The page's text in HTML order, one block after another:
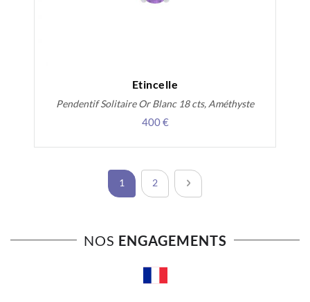
Etincelle
Pendentif Solitaire Or Blanc 18 cts, Améthyste
400 €
Page
Vous lisez actuellement la page
1 Page
2 Page
Suivant
NOS ENGAGEMENTS